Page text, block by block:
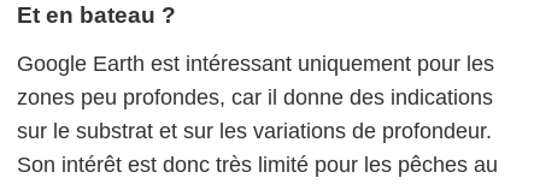
Et en bateau ?
Google Earth est intéressant uniquement pour les
zones peu profondes, car il donne des indications
sur le substrat et sur les variations de profondeur.
Son intérêt est donc très limité pour les pêches au